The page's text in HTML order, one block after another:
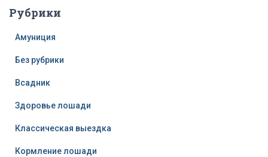
Рубрики
Амуниция
Без рубрики
Всадник
Здоровье лошади
Классическая выездка
Кормление лошади